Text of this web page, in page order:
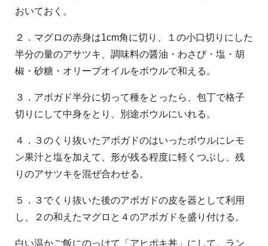
おいておく。
２．マグロの赤身は1cm角に切り、１の小口切りにした
半分の量のアサツキ、調味料の醤油・わさび・塩・胡
椒・砂糖・オリーブオイルをボウルで和える。
３．アボガド半分に切って種をとったら、包丁で格子
切りにして中身をとり、別途ボウルにいれる。
４．３のくり抜いたアボガドのはいったボウルにレモ
ン果汁と塩を加えて、形が残る程度に軽くつぶし、残
りのアサツキを混ぜ合わせる。
５．３でくり抜いた後のアボガドの皮を器として利用
し、２の和えたマグロと４のアボガドを盛り付ける。
白い温かご飯にのっけて「アヒポキ丼」にして、ラン